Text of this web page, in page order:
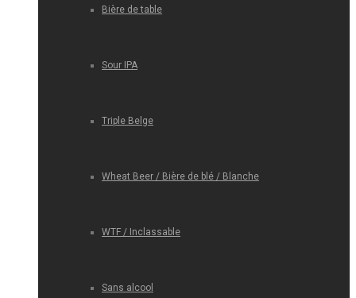
Bière de table
Sour IPA
Triple Belge
Wheat Beer / Bière de blé / Blanche
WTF / Inclassable
Sans alcool